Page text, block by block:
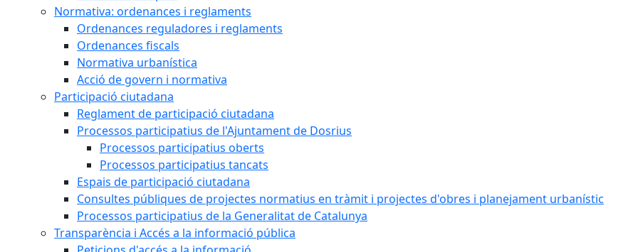
Normativa: ordenances i reglaments
Ordenances reguladores i reglaments
Ordenances fiscals
Normativa urbanística
Acció de govern i normativa
Participació ciutadana
Reglament de participació ciutadana
Processos participatius de l'Ajuntament de Dosrius
Processos participatius oberts
Processos participatius tancats
Espais de participació ciutadana
Consultes públiques de projectes normatius en tràmit i projectes d'obres i planejament urbanístic
Processos participatius de la Generalitat de Catalunya
Transparència i Accés a la informació pública